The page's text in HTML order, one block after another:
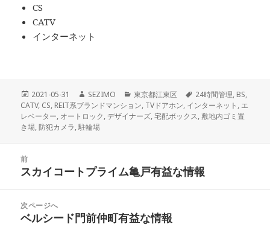
CS
CATV
インターネット
投
稿
日:
2021-05-31
作
成
者
SEZIMO
カ
テ
ゴ
東京都江東区
タ
グ
24時間管理, BS,
CATV, CS, REIT系ブランドマンション, TVドアホン, インターネット , エ
レベーター, オートロック,デザイナーズ,宅配ボックス, 敷地内ゴミ置
き場,防犯カメラ,駐輪場
前
前
投
稿:
スカイコートプライム亀戸有益な情報
次ページへ
次
ベルシード門前仲町有益な情報